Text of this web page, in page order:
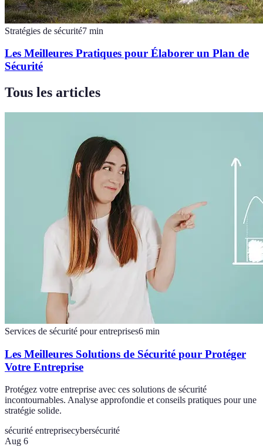
Stratégies de sécurité7 min
Les Meilleures Pratiques pour Élaborer un Plan de
Sécurité
Tous les articles
Services de sécurité pour entreprises6 min
Les Meilleures Solutions de Sécurité pour Protéger
Votre Entreprise
Protégez votre entreprise avec ces solutions de sécurité
incontournables. Analyse approfondie et conseils pratiques pour une
stratégie solide.
sécurité entreprisecybersécurité
Aug 6